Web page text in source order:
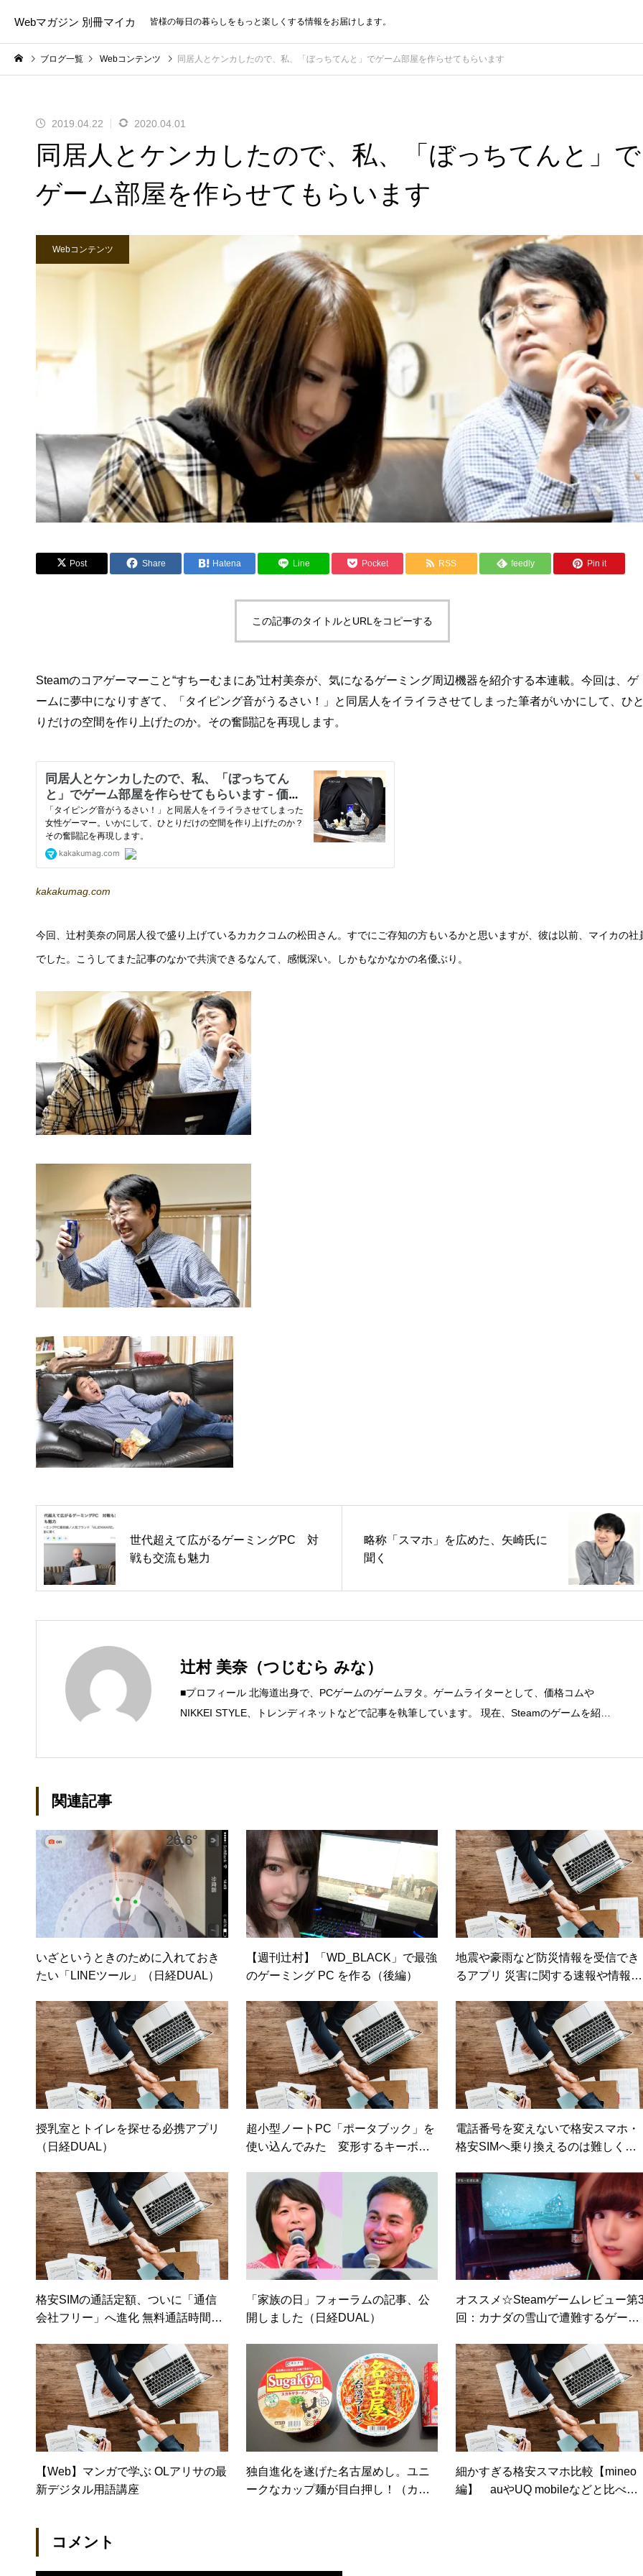
Webマガジン 別冊マイカ 皆様の毎日の暮らしをもっと楽しくする情報をお届けします。
ブログ一覧 Webコンテンツ 同居人とケンカしたので、私、「ぼっちてんと」でゲーム部屋を作らせてもらいます
2019.04.22 2020.04.01
同居人とケンカしたので、私、「ぼっちてんと」で
ゲーム部屋を作らせてもらいます
Webコンテンツ
Post Share Hatena Line Pocket RSS feedly Pin it
この記事のタイトルとURLをコピーする
Steamのコアゲーマーこと“すちーむまにあ”辻村美奈が、気になるゲーミング周辺機器を紹介する本連載。今回は、ゲ
ームに夢中になりすぎて、「タイピング音がうるさい！」と同居人をイライラさせてしまった筆者がいかにして、ひ
りだけの空間を作り上げたのか。その奮闘記を再現します。
kakakumag.com
今回、辻村美奈の同居人役で盛り上げているカカクコムの松田さん。すでにご存知の方もいるかと思いますが、彼は以前、マイカの社
でした。こうしてまた記事のなかで共演できるなんて、感慨深い。しかもなかなかの名優ぶり。
世代超えて広がるゲーミングPC 対
戦も交流も魅力
略称「スマホ」を広めた、矢崎氏に
聞く
辻村 美奈（つじむら みな）
■プロフィール 北海道出身で、PCゲームのゲームヲタ。ゲームライターとして、価格コムや
NIKKEI STYLE、トレンディネットなどで記事を執筆しています。 現在、Steamのゲームを紹介
関連記事
いざというときのために入れておき
たい「LINEツール」（日経DUAL）
【週刊辻村】「WD_BLACK」で最強
のゲーミング PC を作る（後編）
地震や豪雨など防災情報を受信でき
るアプリ 災害に関する速報や情報か
「Yahoo! 防災速報」（日経DUAL）
授乳室とトイレを探せる必携アプリ
（日経DUAL）
超小型ノートPC「ポータブック」を
使い込んでみた 変形するキーボー
ィネット）
電話番号を変えないで格安スマホ・
格安SIMへ乗り換えるのは難しくな
格安SIMの通話定額、ついに「通信
会社フリー」へ進化 無料通話時間も
「家族の日」フォーラムの記事、公
開しました（日経DUAL）
オススメ☆Steamゲームレビュー第
回：カナダの雪山で遭難するゲーム
ル体験してみた！
【Web】マンガで学ぶ OLアリサの最
新デジタル用語講座
独自進化を遂げた名古屋めし。ユニ
ークなカップ麺が目白押し！（カカ
細かすぎる格安スマホ比較【mineo
編】 auやUQ mobileなどと比べた
コメント